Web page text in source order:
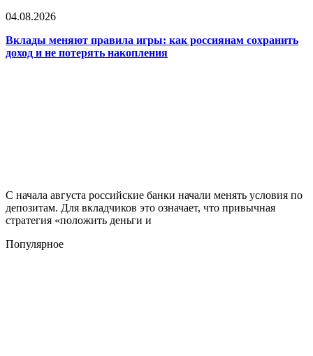
04.08.2026
Вклады меняют правила игры: как россиянам сохранить
доход и не потерять накопления
С начала августа российские банки начали менять условия по
депозитам. Для вкладчиков это означает, что привычная
стратегия «положить деньги и
Популярное